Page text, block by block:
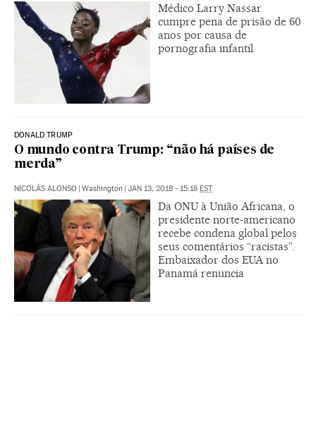
Médico Larry Nassar
cumpre pena de prisão de 60
anos por causa de
pornografia infantil
DONALD TRUMP
O mundo contra Trump: “não há países de
merda”
NICOLÁS ALONSO | Washington | JAN 13, 2018 - 15:18 EST
Da ONU à União Africana, o
presidente norte-americano
recebe condena global pelos
seus comentários “racistas”.
Embaixador dos EUA no
Panamá renuncia